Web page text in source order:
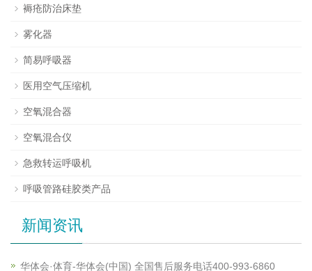
褥疮防治床垫
雾化器
简易呼吸器
医用空气压缩机
空氧混合器
空氧混合仪
急救转运呼吸机
呼吸管路硅胶类产品
新闻资讯
华体会·体育-华体会(中国) 全国售后服务电话400-993-6860